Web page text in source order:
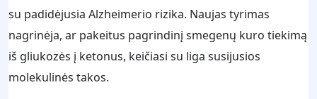
su padidėjusia Alzheimerio rizika. Naujas tyrimas
nagrinėja, ar pakeitus pagrindinį smegenų kuro tiekimą
iš gliukozės į ketonus, keičiasi su liga susijusios
molekulinės takos.